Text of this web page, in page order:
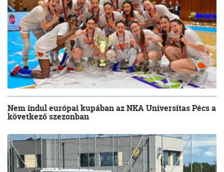
Nem indul európai kupában az NKA Universitas Pécs a
következő szezonban